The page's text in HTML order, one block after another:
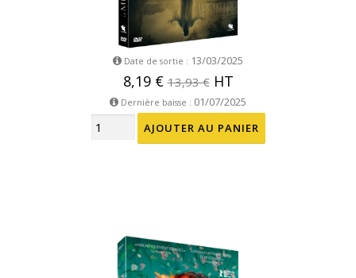
Date de sortie : 13/03/2025
8,19 €13,93 €HT
Dernière baisse : 01/07/2025